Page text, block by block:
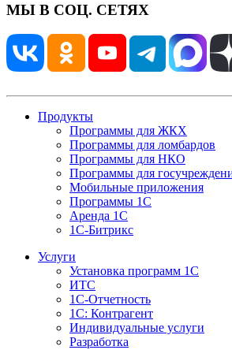
МЫ В СОЦ. СЕТЯХ
Продукты
Программы для ЖКХ
Программы для ломбардов
Программы для НКО
Программы для
Мобильные приложения
Программы 1С
Аренда 1С
1С-Битрикс
Услуги
Установка программ 1С
ИТС
1С-Отчетность
1С: Контрагент
Индивидуальные услуги
Разработка